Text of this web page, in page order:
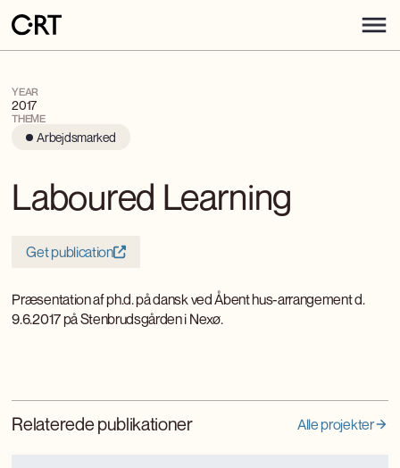
YEAR
2017
THEME
Arbejdsmarked
Laboured Learning
Get publication
Præsentation af ph.d. på dansk ved Åbent hus-arrangement d.
9.6.2017 på Stenbrudsgården i Nexø.
Relaterede publikationer Alle projekter